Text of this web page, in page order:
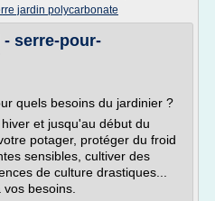
jardin polycarbonate
serre-pour-
quels besoins du jardinier ?
et jusqu'au début du
potager, protéger du froid
sensibles, cultiver des
de culture drastiques...
besoins.